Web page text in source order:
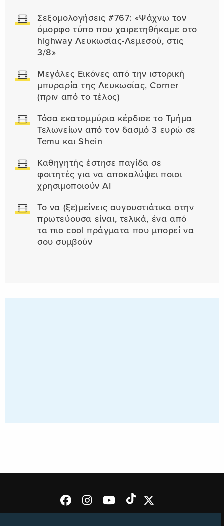
Σεξομολογήσεις #767: «Ψάχνω τον
όμορφο τύπο που χαιρετηθήκαμε στο
highway Λευκωσίας-Λεμεσού, στις
3/8»
Μεγάλες Εικόνες από την ιστορική
μπυραρία της Λευκωσίας, Corner
(πριν από το τέλος)
Τόσα εκατομμύρια κέρδισε το Τμήμα
Τελωνείων από τον δασμό 3 ευρώ σε
Temu και Shein
Καθηγητής έστησε παγίδα σε
φοιτητές για να αποκαλύψει ποιοι
χρησιμοποιούν AI
Το να (ξε)μείνεις αυγουστιάτικα στην
πρωτεύουσα είναι, τελικά, ένα από
τα πιο cool πράγματα που μπορεί να
σου συμβούν